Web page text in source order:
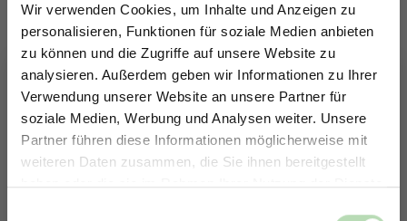
Wir verwenden Cookies, um Inhalte und Anzeigen zu
personalisieren, Funktionen für soziale Medien anbieten
zu können und die Zugriffe auf unsere Website zu
analysieren. Außerdem geben wir Informationen zu Ihrer
Verwendung unserer Website an unsere Partner für
soziale Medien, Werbung und Analysen weiter. Unsere
Partner führen diese Informationen möglicherweise mit
weiteren Daten zusammen, die Sie ihnen bereitgestellt
haben oder die sie im Rahmen Ihrer Nutzung der Dienste
ERHALTE 5% RABATT AUF
DEINE RÜCKWÄNDE